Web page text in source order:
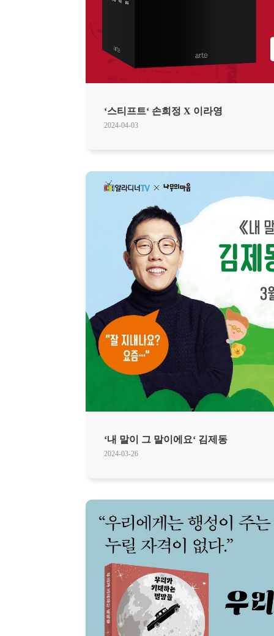
‘스티프트‘ 손희정 X 이라영
2024-04-03
‘내 말이 그 말이에요‘ 김제동
2024-03-26